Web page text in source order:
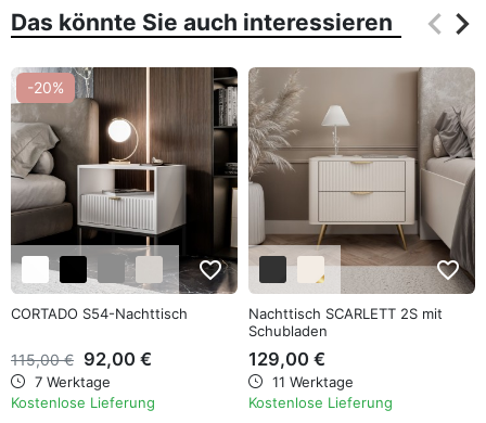
Das könnte Sie auch interessieren keyboard_arrow_left
keyboard_arrow_right
-20%
favorite_border
CORTADO S54-Nachttisch
115,00 € 92,00 €
7 Werktage
Kostenlose Lieferung
favorite_border
Nachttisch SCARLETT 2S mit
Schubladen
129,00 €
11 Werktage
Kostenlose Lieferung